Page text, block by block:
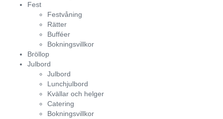
Fest
Festvåning
Rätter
Bufféer
Bokningsvillkor
Bröllop
Julbord
Julbord
Lunchjulbord
Kvällar och helger
Catering
Bokningsvillkor